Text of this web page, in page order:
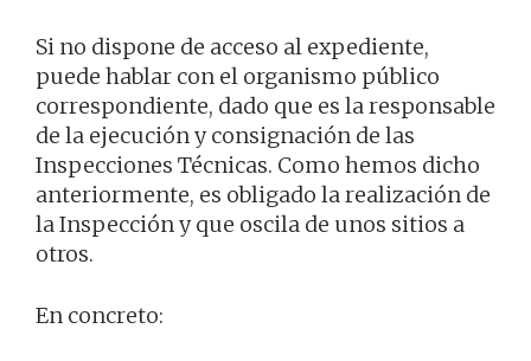
Si no dispone de acceso al expediente,
puede hablar con el organismo público
correspondiente, dado que es la responsable
de la ejecución y consignación de las
Inspecciones Técnicas. Como hemos dicho
anteriormente, es obligado la realización de
la Inspección y que oscila de unos sitios a
otros.
En concreto: